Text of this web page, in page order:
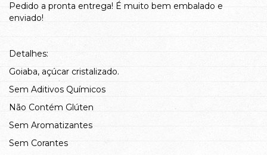
Pedido a pronta entrega! É muito bem embalado e
enviado!
Detalhes:
Goiaba, açúcar cristalizado.
Sem Aditivos Químicos
Não Contém Glúten
Sem Aromatizantes
Sem Corantes